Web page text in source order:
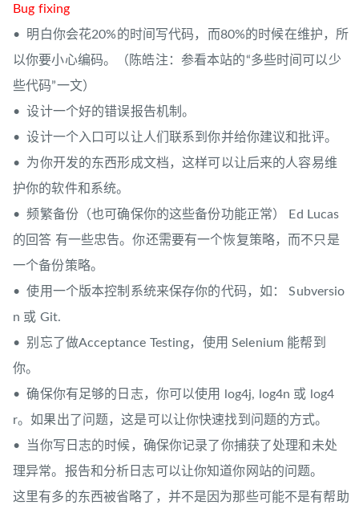
Bug fixing
• 明白你会花20%的时间写代码，而80%的时候在维护，所
以你要小心编码。（陈皓注：参看本站的“多些时间可以少
些代码”一文）
• 设计一个好的错误报告机制。
• 设计一个入口可以让人们联系到你并给你建议和批评。
• 为你开发的东西形成文档，这样可以让后来的人容易维
护你的软件和系统。
• 频繁备份（也可确保你的这些备份功能正常） Ed Lucas
的回答 有一些忠告。你还需要有一个恢复策略，而不只是
一个备份策略。
• 使用一个版本控制系统来保存你的代码，如： Subversio
n 或 Git.
• 别忘了做Acceptance Testing，使用 Selenium 能帮到
你。
• 确保你有足够的日志，你可以使用 log4j, log4n 或 log4
r。如果出了问题，这是可以让你快速找到问题的方式。
• 当你写日志的时候，确保你记录了你捕获了处理和未处
理异常。报告和分析日志可以让你知道你网站的问题。
这里有多的东西被省略了，并不是因为那些可能不是有帮助